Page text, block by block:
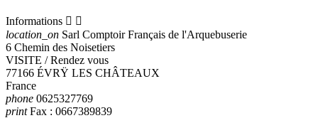
Informations  
location_on Sarl Comptoir Français de l'Arquebuserie
6 Chemin des Noisetiers
VISITE / Rendez vous
77166 ÉVRŸ LES CHÂTEAUX
France
phone 0625327769
printFax : 0667389839